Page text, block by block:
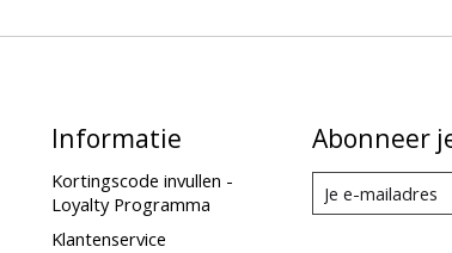
Informatie
Kortingscode invullen -
Loyalty Programma
Klantenservice
Abonneer